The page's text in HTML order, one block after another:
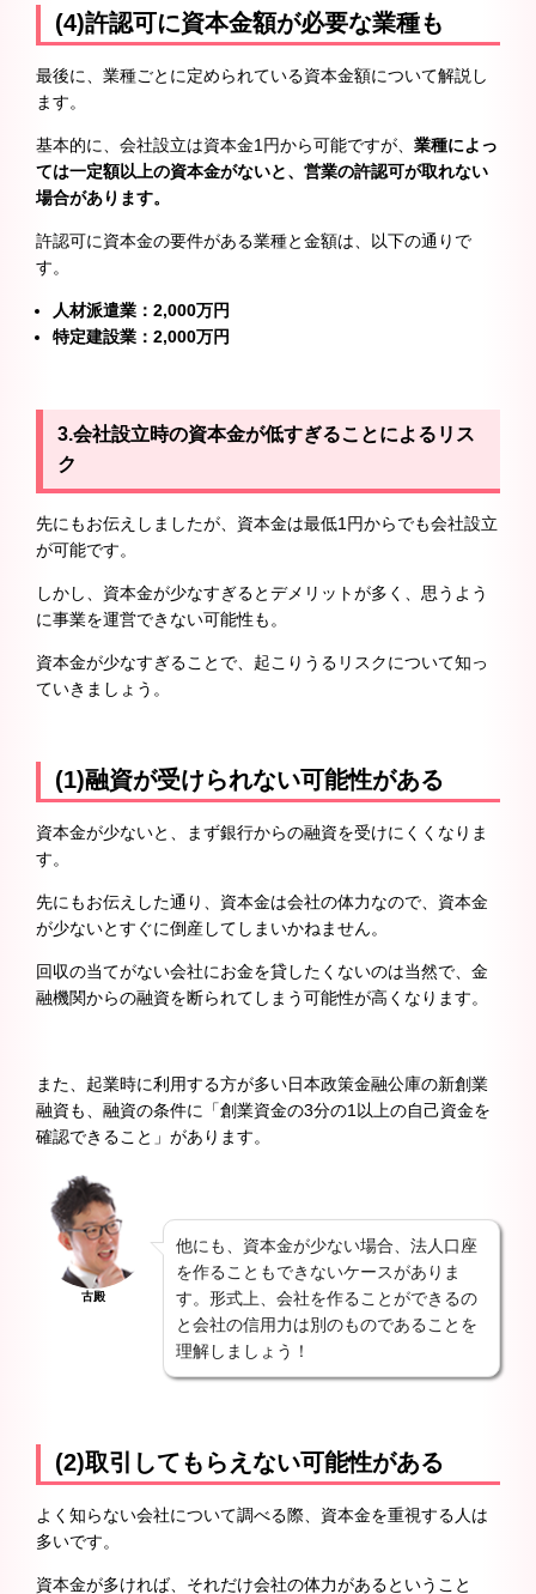
(4)許認可に資本金額が必要な業種も
最後に、業種ごとに定められている資本金額について解説し
ます。
基本的に、会社設立は資本金1円から可能ですが、 業種によっ
ては一定額以上の資本金がないと、営業の許認可が取れない
場合があります。
許認可に資本金の要件がある業種と金額は、以下の通りで
す。
人材派遣業：2,000万円
特定建設業：2,000万円
3.会社設立時の資本金が低すぎることによるリス
ク
先にもお伝えしましたが、資本金は最低1円からでも会社設立
が可能です。
しかし、資本金が少なすぎるとデメリットが多く、思うよう
に事業を運営できない可能性も。
資本金が少なすぎることで、起こりうるリスクについて知っ
ていきましょう。
(1)融資が受けられない可能性がある
資本金が少ないと、まず銀行からの融資を受けにくくなりま
す。
先にもお伝えした通り、資本金は会社の体力なので、資本金
が少ないとすぐに倒産してしまいかねません。
回収の当てがない会社にお金を貸したくないのは当然で、金
融機関からの融資を断られてしまう可能性が高くなります。
また、起業時に利用する方が多い日本政策金融公庫の新創業
融資も、融資の条件に「創業資金の3分の1以上の自己資金を
確認できること」があります。
古殿
他にも、資本金が少ない場合、法人口座
を作ることもできないケースがありま
す。形式上、会社を作ることができるの
と会社の信用力は別のものであることを
理解しましょう！
(2)取引してもらえない可能性がある
よく知らない会社について調べる際、資本金を重視する人は
多いです。
資本金が多ければ、それだけ会社の体力があるということ